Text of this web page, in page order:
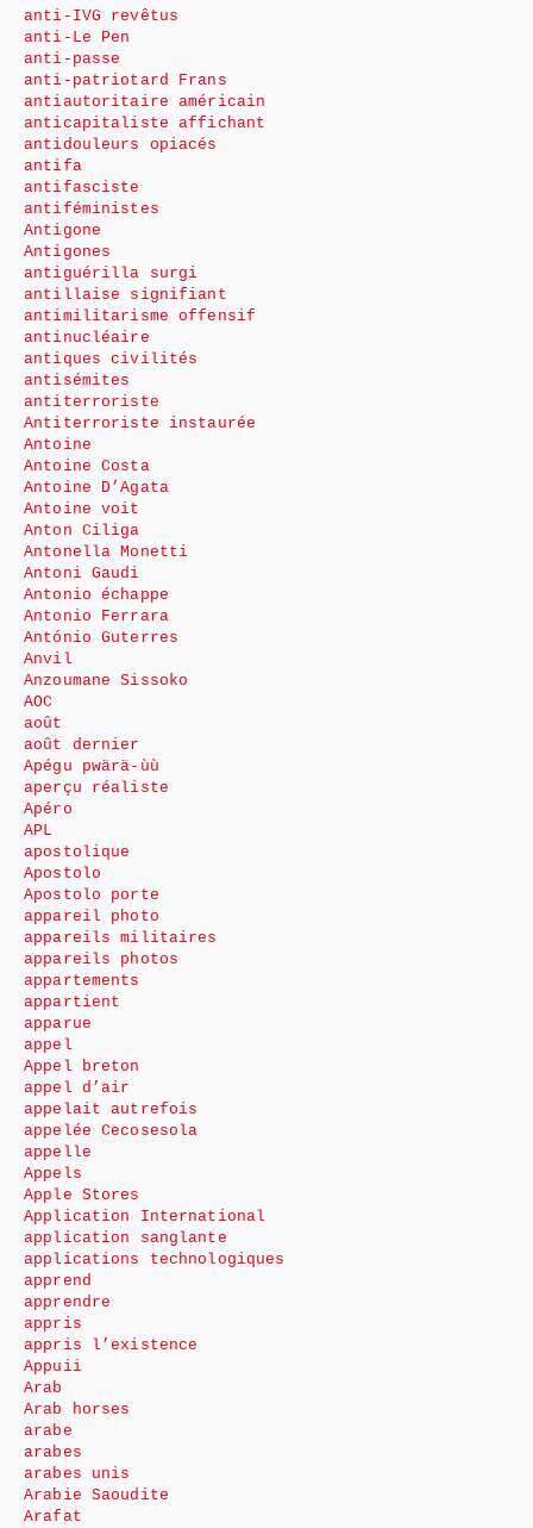
anti-IVG revêtus
anti-Le Pen
anti-passe
anti-patriotard Frans
antiautoritaire américain
anticapitaliste affichant
antidouleurs opiacés
antifa
antifasciste
antiféministes
Antigone
Antigones
antiguérilla surgi
antillaise signifiant
antimilitarisme offensif
antinucléaire
antiques civilités
antisémites
antiterroriste
Antiterroriste instaurée
Antoine
Antoine Costa
Antoine D’Agata
Antoine voit
Anton Ciliga
Antonella Monetti
Antoni Gaudi
Antonio échappe
Antonio Ferrara
António Guterres
Anvil
Anzoumane Sissoko
AOC
août
août dernier
Apégu pwärä-ùù
aperçu réaliste
Apéro
APL
apostolique
Apostolo
Apostolo porte
appareil photo
appareils militaires
appareils photos
appartements
appartient
apparue
appel
Appel breton
appel d’air
appelait autrefois
appelée Cecosesola
appelle
Appels
Apple Stores
Application International
application sanglante
applications technologiques
apprend
apprendre
appris
appris l’existence
Appuii
Arab
Arab horses
arabe
arabes
arabes unis
Arabie Saoudite
Arafat